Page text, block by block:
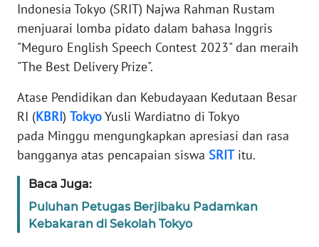
Indonesia Tokyo (SRIT) Najwa Rahman Rustam
menjuarai lomba pidato dalam bahasa Inggris
"Meguro English Speech Contest 2023" dan meraih
"The Best Delivery Prize".
Atase Pendidikan dan Kebudayaan Kedutaan Besar
RI (KBRI) TokyoYusli Wardiatno di Tokyo
pada Minggu mengungkapkan apresiasi dan rasa
bangganya atas pencapaian siswa SRITitu.
Baca Juga:
Puluhan Petugas Berjibaku Padamkan
Kebakaran di Sekolah Tokyo
Informasi
INDEKS
BERITA
KAMI
INFO
IKLAN
KAMI